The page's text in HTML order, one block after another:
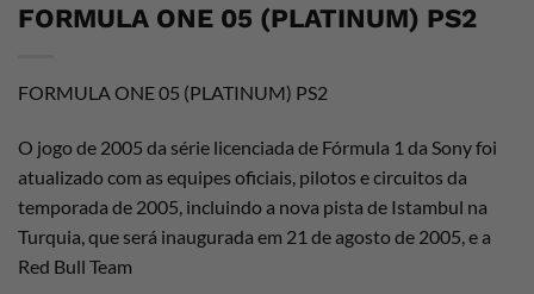
FORMULA ONE 05 (PLATINUM) PS2
FORMULA ONE 05 (PLATINUM) PS2
O jogo de 2005 da série licenciada de Fórmula 1 da Sony foi
atualizado com as equipes oficiais, pilotos e circuitos da
temporada de 2005, incluindo a nova pista de Istambul na
Turquia, que será inaugurada em 21 de agosto de 2005, e a
Red Bull Team